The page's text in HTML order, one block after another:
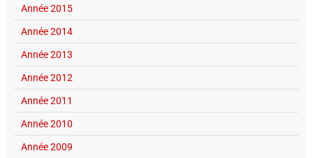
Année 2015
Année 2014
Année 2013
Année 2012
Année 2011
Année 2010
Année 2009